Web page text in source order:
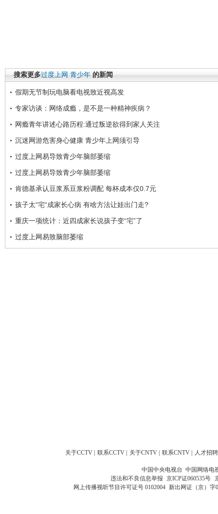
搜索更多过度上网 青少年 的新闻
假期无节制玩电脑看电视致近视高发
专家访谈：网络成瘾，是不是一种精神疾病？
网瘾青年讲述心路历程:通过叛逆欲得到家人关注
沉迷网游危害身心健康 青少年上网须引导
过度上网易导致青少年脑部萎缩
过度上网易导致青少年脑部萎缩
肯德基承认豆浆系豆浆粉调配 每杯成本仅0.7元
孩子太“宅“成家长心病 有啥方法让娃出门走?
重庆一项统计：近四成家长说孩子变“宅”了
过度上网易致脑部萎缩
关于CCTV 联系CCTV 关于CNTV 联系CNTV 人才招聘
中国中央电视台 中国网络电
违法和不良信息举报 京ICP证060535号
网上传播视听节目许可证号 0102004 新出网证（京）